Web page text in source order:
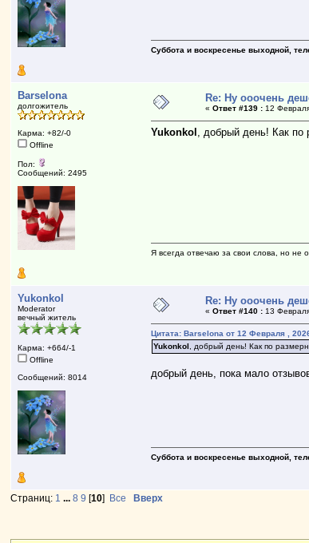
Суббота и воскресенье выходной,
Barselona
долгожитель
Карма: +82/-0
Offline
Пол:
Сообщений: 2495
Re: Ну ооочень
«Ответ #139 : 12
Yukonkol , добрый день! Как по
Я всегда отвечаю за свои слова, но не
Yukonkol
Moderator
вечный житель
Карма: +664/-1
Offline
Сообщений: 8014
Re: Ну ооочень
«Ответ #140 : 13
Цитата: Barselona от 12 Февраля ,
Yukonkol
, добрый день! Как по
добрый день, пока мало
Суббота и воскресенье выходной,
Страниц: 1 ...8 9 [10] Все Вверх